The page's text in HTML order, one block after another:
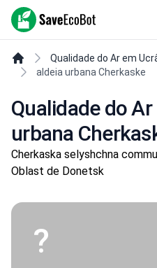
SaveEcoBot
Qualidade do Ar em
aldeia urbana Cherkaske
Qualidade do
urbana
Cherkaska selyshchna
Oblast de Donetsk
?